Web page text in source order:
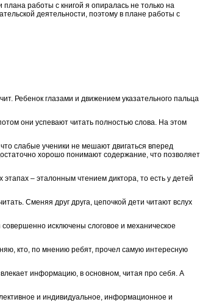
работы с книгой я опиралась не только на
деятельности, поэтому в плане работы с
Ребенок глазами и движением указательного пальца
они успевают читать полностью слова. На этом
слабые ученики не мешают двигаться вперед
хорошо понимают содержание, что позволяет
– эталонным чтением диктора, то есть у детей
Сменяя друг друга, цепочкой дети читают вслух
исключены слоговое и механическое
кто, по мнению ребят, прочел самую интересную
информацию, в основном, читая про себя. А
и индивидуальное, информационное и